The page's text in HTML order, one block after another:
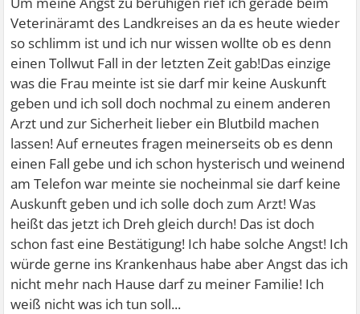
Veterinäramt des Landkreises an da es heute wieder
so schlimm ist und ich nur wissen wollte ob es denn
einen Tollwut Fall in der letzten Zeit gab!Das einzige
was die Frau meinte ist sie darf mir keine Auskunft
geben und ich soll doch nochmal zu einem anderen
Arzt und zur Sicherheit lieber ein Blutbild machen
lassen! Auf erneutes fragen meinerseits ob es denn
einen Fall gebe und ich schon hysterisch und weinend
am Telefon war meinte sie nocheinmal sie darf keine
Auskunft geben und ich solle doch zum Arzt! Was
heißt das jetzt ich Dreh gleich durch! Das ist doch
schon fast eine Bestätigung! Ich habe solche Angst! Ich
würde gerne ins Krankenhaus habe aber Angst das ich
nicht mehr nach Hause darf zu meiner Familie! Ich
weiß nicht was ich tun soll...